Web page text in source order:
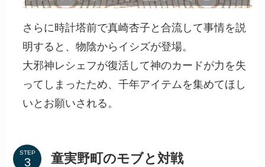
さらに時計塔前で真崎杏子と合流して事情を説
明すると、物陰からイシズが登場。
大邪神レシェフが復活して神のカードが力を失
ってしまったため、千年アイテムを集めてほし
いとお願いされる。
STEP 童実野町のモブと対戦